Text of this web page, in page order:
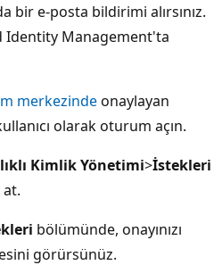
e-posta bildirimi alırsınız.
Identity Management'ta
merkezindeonaylayan
olarak oturum açın.
Kimlik Yönetimi>İstekleri
at.
bölümünde, onayınızı
görürsünüz.